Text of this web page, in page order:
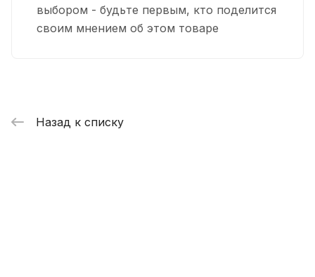
выбором - будьте первым, кто поделится
своим мнением об этом товаре
Назад к списку